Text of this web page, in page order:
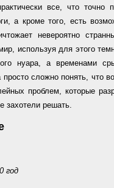
все, что
а кроме того, есть
невероятно
используя для этого
нуара, а временами
просто сложно понять, что
проблем, которые
захотели решать.
год